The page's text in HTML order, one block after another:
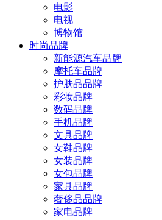
电影
电视
博物馆
时尚品牌
新能源汽车品牌
摩托车品牌
护肤品品牌
彩妆品牌
数码品牌
手机品牌
文具品牌
女鞋品牌
女装品牌
女包品牌
家具品牌
奢侈品品牌
家电品牌